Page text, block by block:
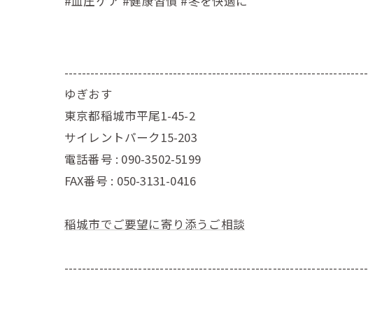
----------------------------------------------------------------------
ゆぎおす
東京都稲城市平尾1-45-2
サイレントパーク15-203
電話番号 : 090-3502-5199
FAX番号 : 050-3131-0416
稲城市でご要望に寄り添うご相談
----------------------------------------------------------------------